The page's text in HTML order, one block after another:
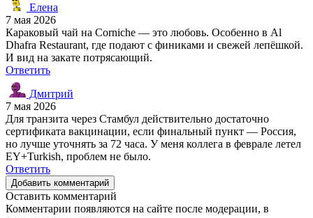
Елена
7 мая 2026
Караковый чай на Corniche — это любовь. Особенно в Al
Dhafra Restaurant, где подают с финиками и свежей лепёшкой.
И вид на закате потрясающий.
Ответить
Дмитрий
7 мая 2026
Для транзита через Стамбул действительно достаточно
сертификата вакцинации, если финальный пункт — Россия,
но лучше уточнять за 72 часа. У меня коллега в феврале летел
EY+Turkish, проблем не было.
Ответить
Добавить комментарий
Оставить комментарий
Комментарии появляются на сайте после модерации, в